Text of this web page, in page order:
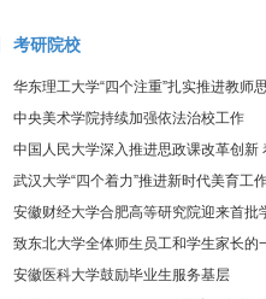
考研院校
华东理工大学“四个注重”扎实推进教师
师风建设工作
中央美术学院持续加强依法治校工作
中国人民大学深入推进思政课改革创新
树人关键课程
武汉大学“四个着力”推进新时代美育工
安徽财经大学合肥高等研究院迎来首批
致东北大学全体师生员工和学生家长的
安徽医科大学鼓励毕业生服务基层